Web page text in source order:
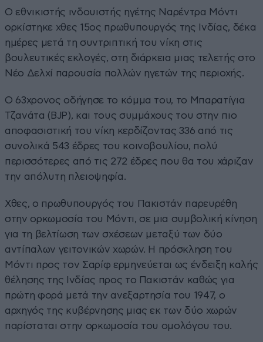
Ο εθνικιστής ινδουιστής ηγέτης Ναρέντρα Μόντι
ορκίστηκε χθες 15ος πρωθυπουργός της Ινδίας, δέκα
ημέρες μετά τη συντριπτική του νίκη στις
βουλευτικές εκλογές, στη διάρκεια μιας τελετής στο
Νέο Δελχί παρουσία πολλών ηγετών της περιοχής.
Ο 63χρονος οδήγησε το κόμμα του, το Μπαρατίγια
Τζανάτα (BJP), και τους συμμάχους του στην πιο
αποφασιστική του νίκη κερδίζοντας 336 από τις
συνολικά 543 έδρες του κοινοβουλίου, πολύ
περισσότερες από τις 272 έδρες που θα του χάριζαν
την απόλυτη πλειοψηφία.
Χθες, ο πρωθυπουργός του Πακιστάν παρευρέθη
στην ορκωμοσία του Μόντι, σε μια συμβολική κίνηση
για τη βελτίωση των σχέσεων μεταξύ των δύο
αντίπαλων γειτονικών χωρών. Η πρόσκληση του
Μόντι προς τον Σαρίφ ερμηνεύεται ως ένδειξη καλής
θέλησης της Ινδίας προς το Πακιστάν καθώς για
πρώτη φορά μετά την ανεξαρτησία του 1947, ο
αρχηγός της κυβέρνησης μιας εκ των δύο χωρών
παρίσταται στην ορκωμοσία του ομολόγου του.